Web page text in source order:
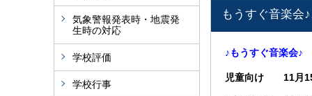
気象警報発表時・地震発
生時の対応
学校評価
学校行事
もうすぐ音楽会
♪もうすぐ音楽会♪
児童向け 11月15